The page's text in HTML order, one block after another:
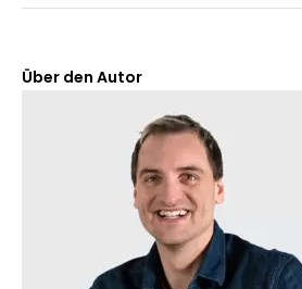
Über den Autor